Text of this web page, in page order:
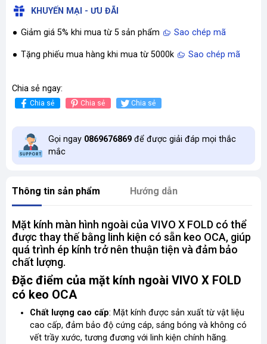
KHUYẾN MẠI - ƯU ĐÃI
Giảm giá 5% khi mua từ 5 sản phẩm Sao chép mã
Tặng phiếu mua hàng khi mua từ 5000k Sao chép mã
Chia sẻ ngay:
Chia sẻ Chia sẻ Chia sẻ
Gọi ngay 0869676869 để được giải đáp mọi thắc
mắc
Thông tin sản phẩm Hướng dẫn
Mặt kính màn hình ngoài của VIVO X FOLD có thể
được thay thế bằng linh kiện có sẵn keo OCA, giúp
quá trình ép kính trở nên thuận tiện và đảm bảo
chất lượng.
Đặc điểm của mặt kính ngoài VIVO X FOLD
có keo OCA
Chất lượng cao cấp: Mặt kính được sản xuất từ vật liệu
cao cấp, đảm bảo độ cứng cáp, sáng bóng và không có
vết trầy xước, tương đương với linh kiện chính hãng.